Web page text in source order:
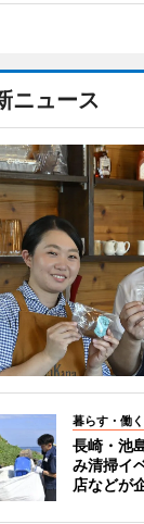
ニュース
暮らす・働く
長崎・池
み清掃イ
店などが